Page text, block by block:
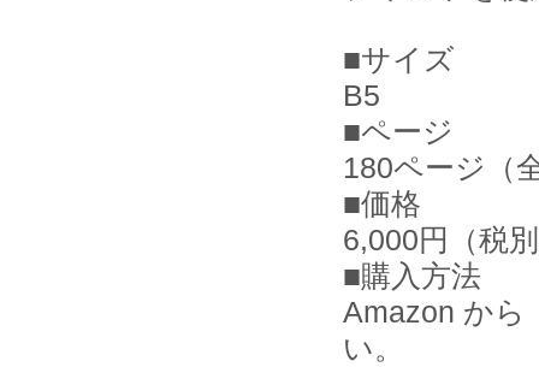
■サイズ
B5
■ページ
180ページ（
■価格
6,000円（税
■購入方法
Amazon から
い。